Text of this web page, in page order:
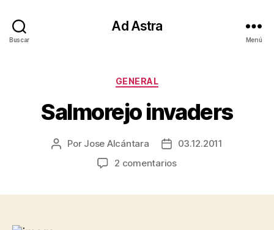
Buscar
Ad Astra
Menú
Categorías
GENERAL
Salmorejo invaders
Autor
Por Jose Alcántara
Fecha
de
03.12.2011
2 comentariosen